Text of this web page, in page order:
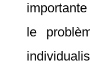
le